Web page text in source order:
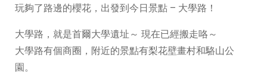
玩夠了路邊的櫻花，出發到今日景點 – 大學路！
大學路，就是首爾大學遺址～ 現在已經搬走咯～
大學路有個商圈，附近的景點有梨花壁畫村和駱山公
園。